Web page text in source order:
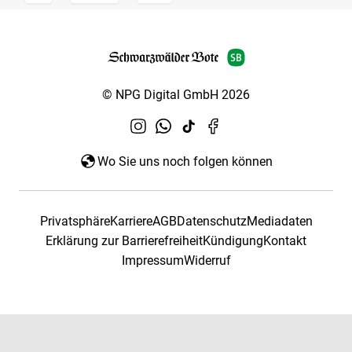
© NPG Digital GmbH 2026
Wo Sie uns noch folgen können
PrivatsphäreKarriereAGBDatenschutzMediadaten
Erklärung zur BarrierefreiheitKündigungKontakt
ImpressumWiderruf